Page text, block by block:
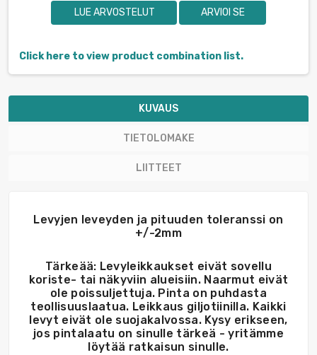
LUE ARVOSTELUT ARVIOI SE
Click here to view product combination list.
KUVAUS
TIETOLOMAKE
LIITTEET
Levyjen leveyden ja pituuden toleranssi on
+/-2mm
Tärkeää: Levyleikkaukset eivät sovellu
koriste- tai näkyviin alueisiin. Naarmut eivät
ole poissuljettuja. Pinta on puhdasta
teollisuuslaatua. Leikkaus giljotiinilla. Kaikki
levyt eivät ole suojakalvossa. Kysy erikseen,
jos pintalaatu on sinulle tärkeä - yritämme
löytää ratkaisun sinulle.